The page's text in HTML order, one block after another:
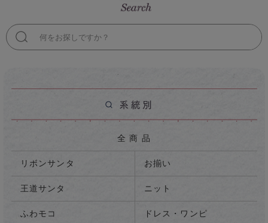
検
全 商 品
リボンサンタ お揃い
王道サンタ ニット
ふわモコ ドレス・ワンピ